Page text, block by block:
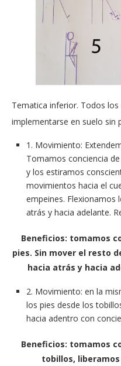
Tematica inferior. Todos
implementarse en suelo sin
1. Movimiento:
Tomamos conciencia
y los estiramos
movimientos hacia el
empeines. Flexionamos
atrás y hacia adelante.
Beneficios: tomamos
pies. Sin mover el resto
hacia atrás y hacia
2. Movimiento: en la
los pies desde los
hacia adentro con
Beneficios: tomamos
tobillos,